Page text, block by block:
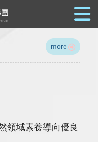
more
領域素養導向優良